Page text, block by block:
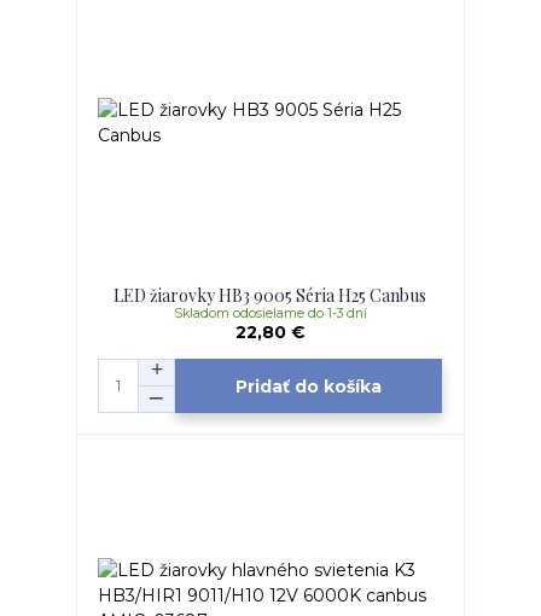
LED žiarovky HB3 9005 Séria H25 Canbus
22,80 €
Skladom odosielame do 1-3 dní
Pridať do košíka